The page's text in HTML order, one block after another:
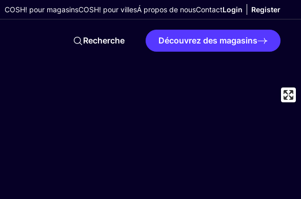
COSH! pour magasinsCOSH! pour villesÁ propos de nousContactLogin Register
Recherche Découvrez des magasins